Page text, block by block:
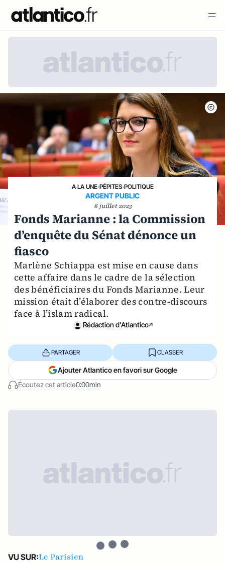
A LA UNE›PÉPITES›POLITIQUE
ARGENT PUBLIC
6 juillet 2023
Fonds Marianne : la Commission
d’enquête du Sénat dénonce un
fiasco
Marlène Schiappa est mise en cause dans
cette affaire dans le cadre de la sélection
des bénéficiaires du Fonds Marianne. Leur
mission était d’élaborer des contre-discours
face à l’islam radical.
Rédaction d'Atlantico
Écoutez cet article0:00min
PARTAGER CLASSER
Ajouter Atlantico en favori sur Google
VU SUR:Le Parisien